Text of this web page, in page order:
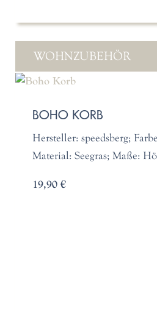
WOHNZUBEHÖR
BOHO KORB
Hersteller: speedsberg;
Material: Seegras; Maße:
19,90 €